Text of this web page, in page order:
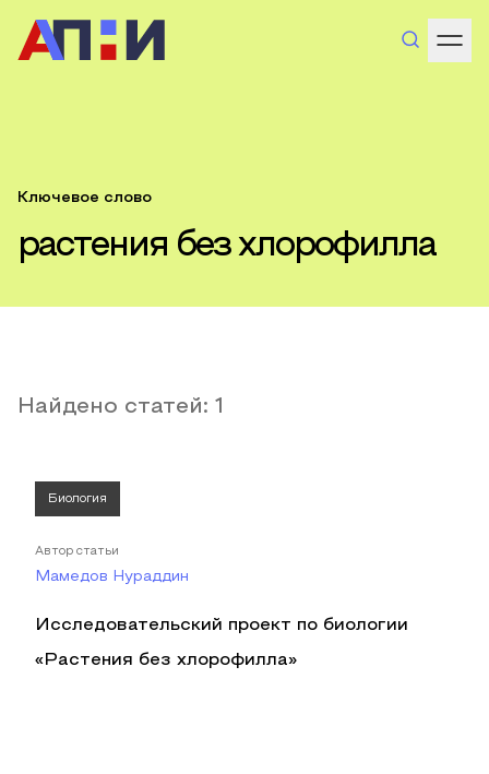
Ключевое слово
растения без хлорофилла
Найдено статей: 1
Биология
Автор статьи
Мамедов Нураддин
Исследовательский проект по биологии
«Растения без хлорофилла»